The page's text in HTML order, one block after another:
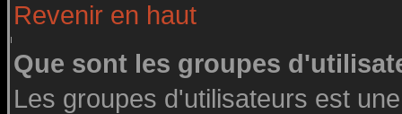
Revenir en haut
Que sont les groupes
Les groupes d'utilisateurs est